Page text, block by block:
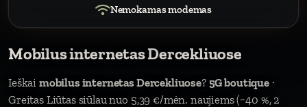
Nemokamas modemas
Mobilus internetas Dercekliuose
Ieškai mobilus internetas Dercekliuose? 5G boutique·
Greitas Liūtas siūlau nuo 5,39 €/mėn. naujiems (−40 %, 2